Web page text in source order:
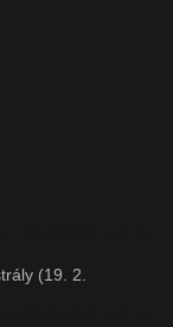
(19. 2.